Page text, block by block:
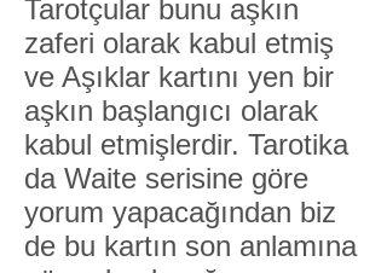
Tarotçular bunu aşkın
zaferi olarak kabul etmiş
ve Aşıklar kartını yen bir
aşkın başlangıcı olarak
kabul etmişlerdir. Tarotika
da Waite serisine göre
yorum yapacağından biz
de bu kartın son anlamına